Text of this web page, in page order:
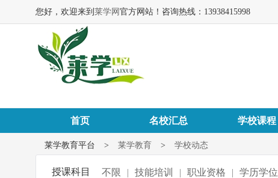
您好，欢迎来到 莱学网 官方网站！咨询热线：13938415998
首页 名校汇总 学校课程
莱学教育平台 > 莱学教育 > 学校动态
授课科目 不限 | 技能培训 | 职业资格 | 学历学位